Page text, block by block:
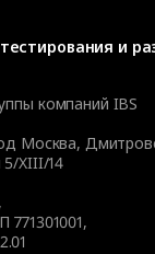
и
компаний IBS
Москва,
XIII/14
771301001,